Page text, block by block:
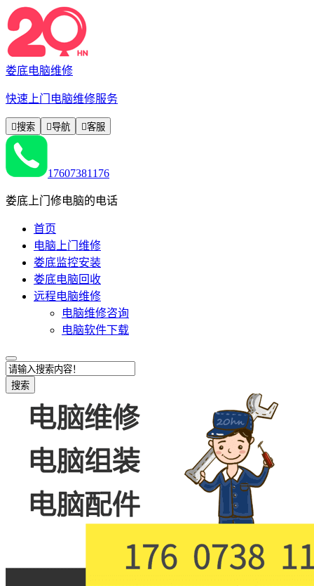
娄底电脑维修
快速上门电脑维修服务
搜索 导航 客服
17607381176
娄底上门修电脑的电话
首页
电脑上门维修
娄底监控安装
娄底电脑回收
远程电脑维修
电脑维修咨询
电脑软件下载
搜索